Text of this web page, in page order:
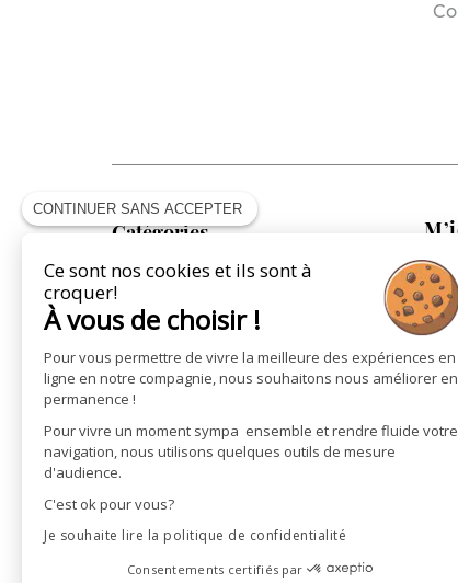
Catégories
COLLECTION CAVALIÈRE
COLLECTION CHEVAL
COLLECTION VILLE
ST JAMES X PÉNÉLOPE
LA MAROQUINERIE
ME
REVENDEURS
CONTINUER SANS ACCEPTER
Ce sont nos cookies et ils sont à
croquer!
À vous de choisir !
Pour vous permettre de vivre la meilleure des expériences en
ligne en notre compagnie, nous souhaitons nous améliorer en
permanence !
Pour vivre un moment sympa ensemble et rendre fluide votre
navigation, nous utilisons quelques outils de mesure
d'audience.
C'est ok pour vous?
Je souhaite lire la politique de confidentialité
Consentements certifiés par